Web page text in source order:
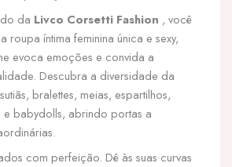
da Livco Corsetti Fashion , você
roupa íntima feminina única e sexy,
evoca emoções e convida a
Descubra a diversidade da
bralettes, meias, espartilhos,
e babydolls, abrindo portas a
com perfeição. Dê às suas curvas